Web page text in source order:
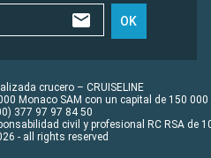
OK
crucero – CRUISELINE
Monaco SAM con un capital de 150 000
377 97 97 84 50
civil y profesional RC RSA de
- all rights reserved